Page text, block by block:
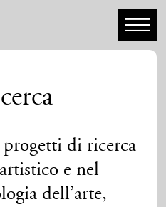
di ricerca
e nel
dell’arte,